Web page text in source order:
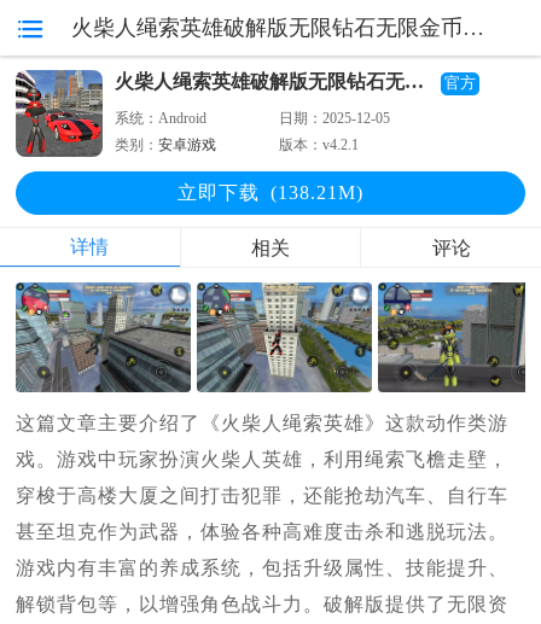
火柴人绳索英雄破解版无限钻石无限金币版 v4.2.1
火柴人绳索英雄破解版无限钻石无限金币版 官方
系统：Android 日期：2025-12-05
类别：安卓游戏 版本：v4.2.1
立即下载 (138.21M)
详情 相关 评论
这篇文章主要介绍了《火柴人绳索英雄》这款动作类游
戏。游戏中玩家扮演火柴人英雄，利用绳索飞檐走壁，
穿梭于高楼大厦之间打击犯罪，还能抢劫汽车、自行车
甚至坦克作为武器，体验各种高难度击杀和逃脱玩法。
游戏内有丰富的养成系统，包括升级属性、技能提升、
解锁背包等，以增强角色战斗力。破解版提供了无限资